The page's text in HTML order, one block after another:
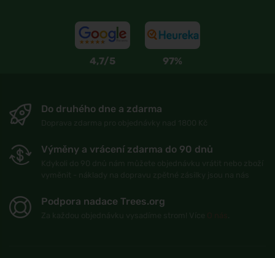
4,7/5 97%
Do druhého dne a zdarma
Výměny a vrácení zdarma do 90 dnů
Podpora nadace Trees.org